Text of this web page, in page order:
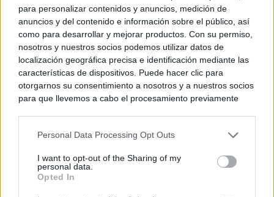
para personalizar contenidos y anuncios, medición de
anuncios y del contenido e información sobre el público, así
como para desarrollar y mejorar productos. Con su permiso,
nosotros y nuestros socios podemos utilizar datos de
localización geográfica precisa e identificación mediante las
características de dispositivos. Puede hacer clic para
otorgarnos su consentimiento a nosotros y a nuestros socios
para que llevemos a cabo el procesamiento previamente
negar su consentimiento. Tenga en cuenta que algún
de su consentimiento, pero usted tiene el derecho de
rechazar tal procesamiento. Sus preferencias se aplicarán
Personal Data Processing Opt Outs
I want to opt-out of the Sharing of my
personal data.
Opted In